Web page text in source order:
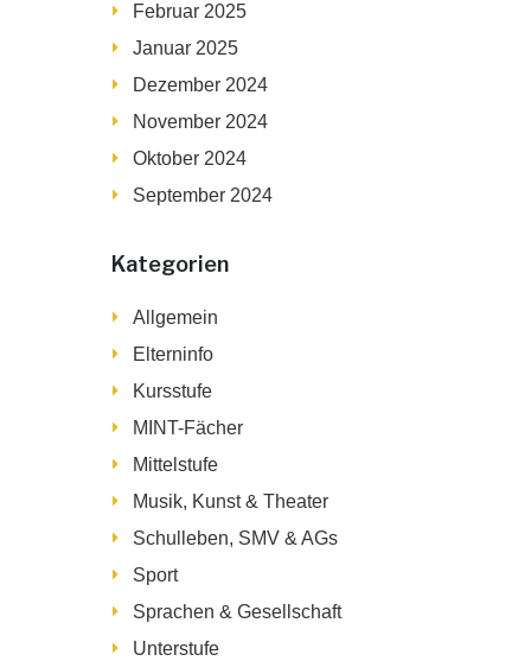
Februar 2025
Januar 2025
Dezember 2024
November 2024
Oktober 2024
September 2024
Kategorien
Allgemein
Elterninfo
Kursstufe
MINT-Fächer
Mittelstufe
Musik, Kunst & Theater
Schulleben, SMV & AGs
Sport
Sprachen & Gesellschaft
Unterstufe